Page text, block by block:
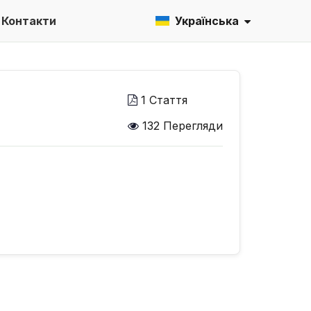
Контакти Українська
1 Стаття
132 Перегляди